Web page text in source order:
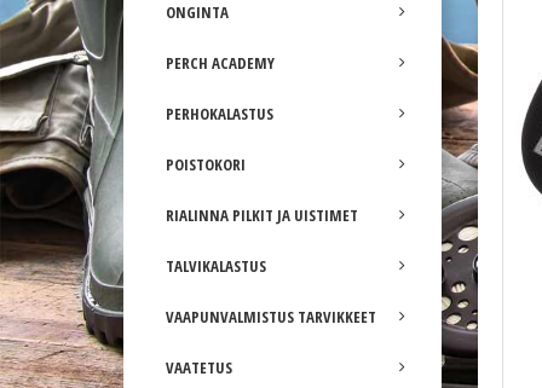
ONGINTA
PERCH ACADEMY
PERHOKALASTUS
POISTOKORI
RIALINNA PILKIT JA UISTIMET
TALVIKALASTUS
VAAPUNVALMISTUS TARVIKKEET
VAATETUS
Mikado Competition onkikoho 8. Pro 5,0g